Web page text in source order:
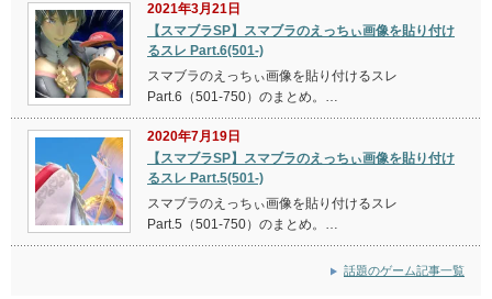
2021年3月21日
【スマブラSP】スマブラのえっちぃ画像を貼り付け
るスレ Part.6(501-)
スマブラのえっちぃ画像を貼り付けるスレ
Part.6（501-750）のまとめ。…
2020年7月19日
【スマブラSP】スマブラのえっちぃ画像を貼り付け
るスレ Part.5(501-)
スマブラのえっちぃ画像を貼り付けるスレ
Part.5（501-750）のまとめ。…
話題のゲーム記事一覧